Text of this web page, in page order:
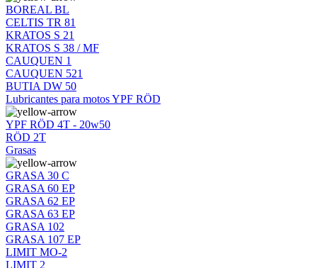
BOREAL BL
CELTIS TR 81
KRATOS S 21
KRATOS S 38 / MF
CAUQUEN 1
CAUQUEN 521
BUTIA DW 50
Lubricantes para motos YPF RÖD
YPF RÖD 4T - 20w50
RÖD 2T
Grasas
GRASA 30 C
GRASA 60 EP
GRASA 62 EP
GRASA 63 EP
GRASA 102
GRASA 107 EP
LIMIT MO-2
LIMIT 2